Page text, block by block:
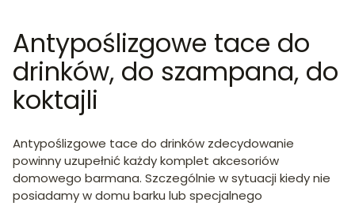
Antypoślizgowe tace do
drinków, do szampana, do
koktajli
Antypoślizgowe tace do drinków zdecydowanie
powinny uzupełnić każdy komplet akcesoriów
domowego barmana. Szczególnie w sytuacji kiedy nie
posiadamy w domu barku lub specjalnego